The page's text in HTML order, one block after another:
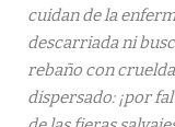
cuidan de la
descarriada ni
rebaño con
dispersado: ¡por